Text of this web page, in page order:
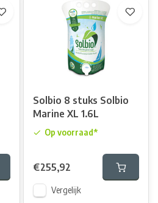
Solbio 8 stuks Solbio
Marine XL 1.6L
Op voorraad*
€255,92
Vergelijk